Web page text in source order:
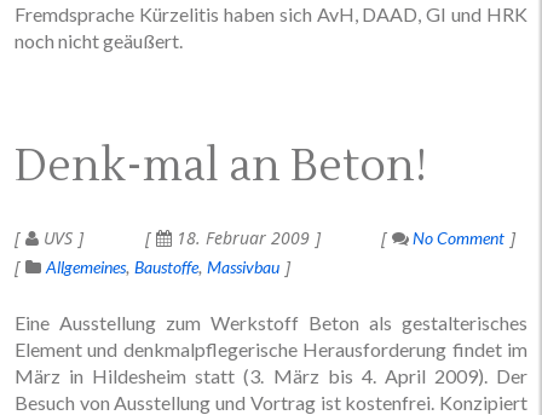
Fremdsprache Kürzelitis haben sich AvH, DAAD, GI und HRK
noch nicht geäußert.
Denk-mal an Beton!
UVS 18. Februar 2009
No Comment
Allgemeines Baustoffe Massivbau
Eine Ausstellung zum Werkstoff Beton als gestalterisches
Element und denkmalpflegerische Herausforderung findet im
März in Hildesheim statt (3. März bis 4. April 2009). Der
Besuch von Ausstellung und Vortrag ist kostenfrei. Konzipiert